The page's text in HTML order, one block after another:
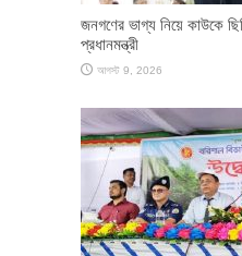
জনগণের ভাগ্য নিয়ে কাউকে
প্রধানমন্ত্রী
আগস্ট 9, 2026